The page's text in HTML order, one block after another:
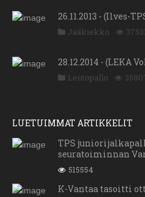
26.11.2013 - (Ilves-
Jääkiekko
28.12.2014 - (LEKA
Lentopallo
LUETUIMMAT ARTIKKELIT
TPS
seuratoiminnan
515554
K-Vantaa tasoitti